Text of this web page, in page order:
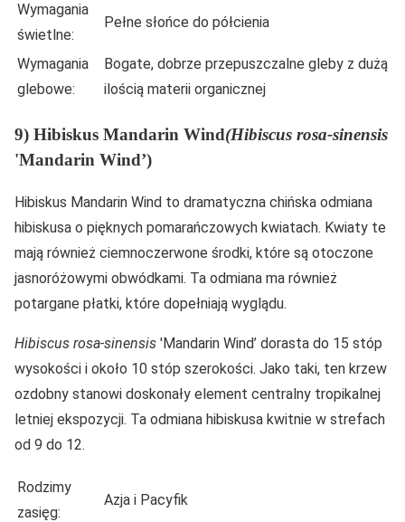
Wymagania
świetlne:
Pełne słońce do półcienia
Wymagania
glebowe:
Bogate, dobrze przepuszczalne gleby z dużą
ilością materii organicznej
9) Hibiskus Mandarin Wind(Hibiscus rosa-sinensis
'Mandarin Wind’)
Hibiskus Mandarin Wind to dramatyczna chińska odmiana
hibiskusa o pięknych pomarańczowych kwiatach. Kwiaty te
mają również ciemnoczerwone środki, które są otoczone
jasnoróżowymi obwódkami. Ta odmiana ma również
potargane płatki, które dopełniają wyglądu.
Hibiscus rosa-sinensis 'Mandarin Wind’ dorasta do 15 stóp
wysokości i około 10 stóp szerokości. Jako taki, ten krzew
ozdobny stanowi doskonały element centralny tropikalnej
letniej ekspozycji. Ta odmiana hibiskusa kwitnie w strefach
od 9 do 12.
Rodzimy
zasięg:
Azja i Pacyfik